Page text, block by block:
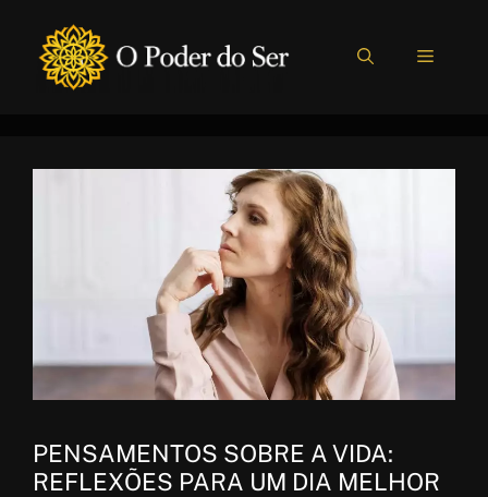
MENU
PENSAMENTOS SOBRE A VIDA:
REFLEXÕES PARA UM DIA MELHOR